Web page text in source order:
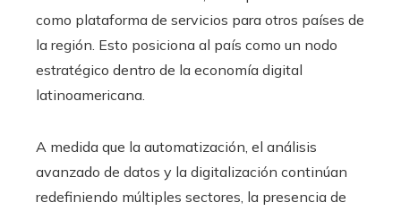
como plataforma de servicios para otros países de
la región. Esto posiciona al país como un nodo
estratégico dentro de la economía digital
latinoamericana.
A medida que la automatización, el análisis
avanzado de datos y la digitalización continúan
redefiniendo múltiples sectores, la presencia de